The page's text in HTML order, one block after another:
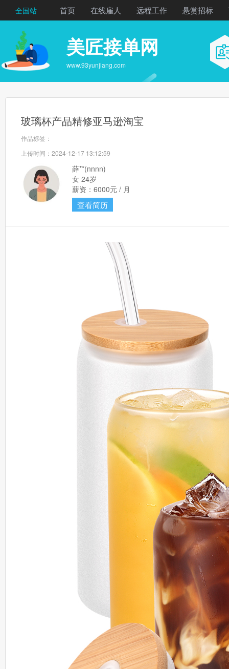
全国站 首页 在线雇人 远程工作 悬赏招标
美匠接单网
www.93yunjiang.com
玻璃杯产品精修亚马逊淘宝
作品标签：
上传时间：2024-12-17 13:12:59
薛**(nnnn)
女 24岁
薪资：6000元 / 月
查看简历